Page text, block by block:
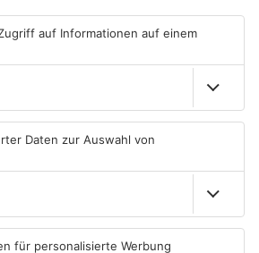
Großwallstadt gewinnt den
Untermain-Cup
TOPNEWS